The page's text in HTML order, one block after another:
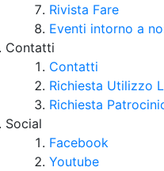
Rivista Fare
Eventi intorno a
Contatti
Contatti
Richiesta Utilizzo
Richiesta
Social
Facebook
Youtube